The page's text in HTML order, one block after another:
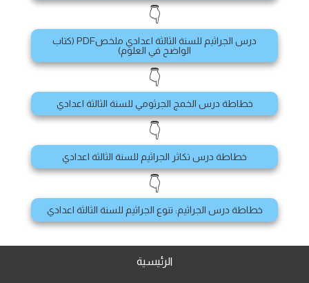
👇
درس الجراثيم للسنة الثالثة اعدادي ملخصPDF (كتاب
الواضح في العلوم)
👇
خطاطة درس الخمج الجرثومي للسنة الثالثة اعدادي
👇
خطاطة درس تكاثر الجراثيم للسنة الثالثة اعدادي
👇
خطاطة درس الجراثيم: تنوع الجراثيم للسنة الثالثة اعدادي
الرئيسية